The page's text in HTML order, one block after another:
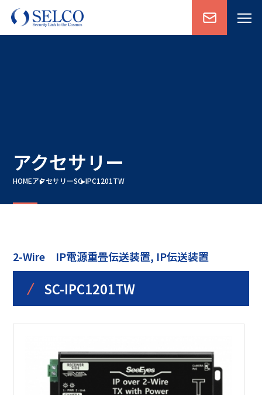
アクセサリー
HOMEアクセサリーSC-IPC1201TW
2-Wire IP電源重畳伝送装置, IP伝送装置
/ SC-IPC1201TW